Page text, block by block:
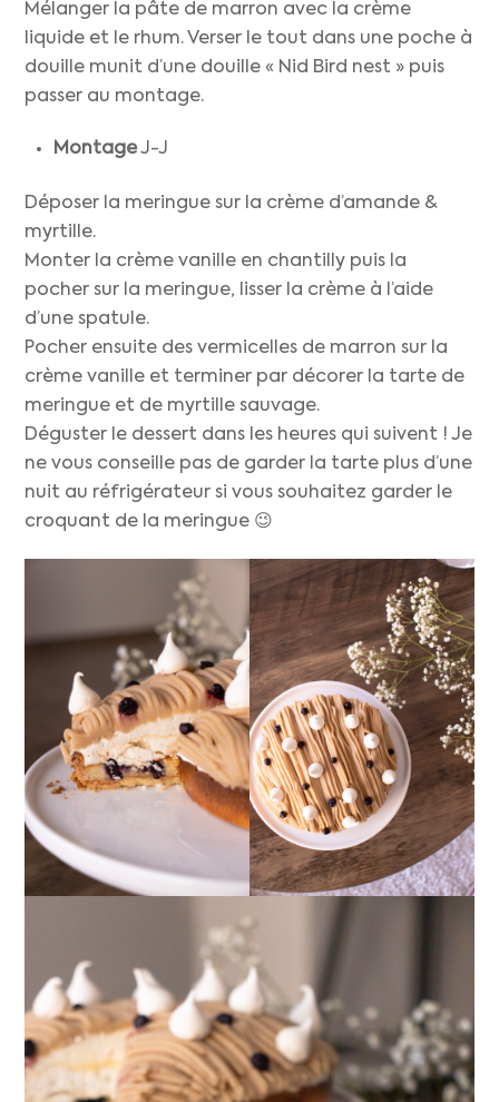
Mélanger la pâte de marron avec la crème
liquide et le rhum. Verser le tout dans une poche à
douille munit d’une douille « Nid Bird nest » puis
passer au montage.
MontageJ-J
Déposer la meringue sur la crème d’amande &
myrtille.
Monter la crème vanille en chantilly puis la
pocher sur la meringue, lisser la crème à l’aide
d’une spatule.
Pocher ensuite des vermicelles de marron sur la
crème vanille et terminer par décorer la tarte de
meringue et de myrtille sauvage.
Déguster le dessert dans les heures qui suivent ! Je
ne vous conseille pas de garder la tarte plus d’une
nuit au réfrigérateur si vous souhaitez garder le
croquant de la meringue 😉